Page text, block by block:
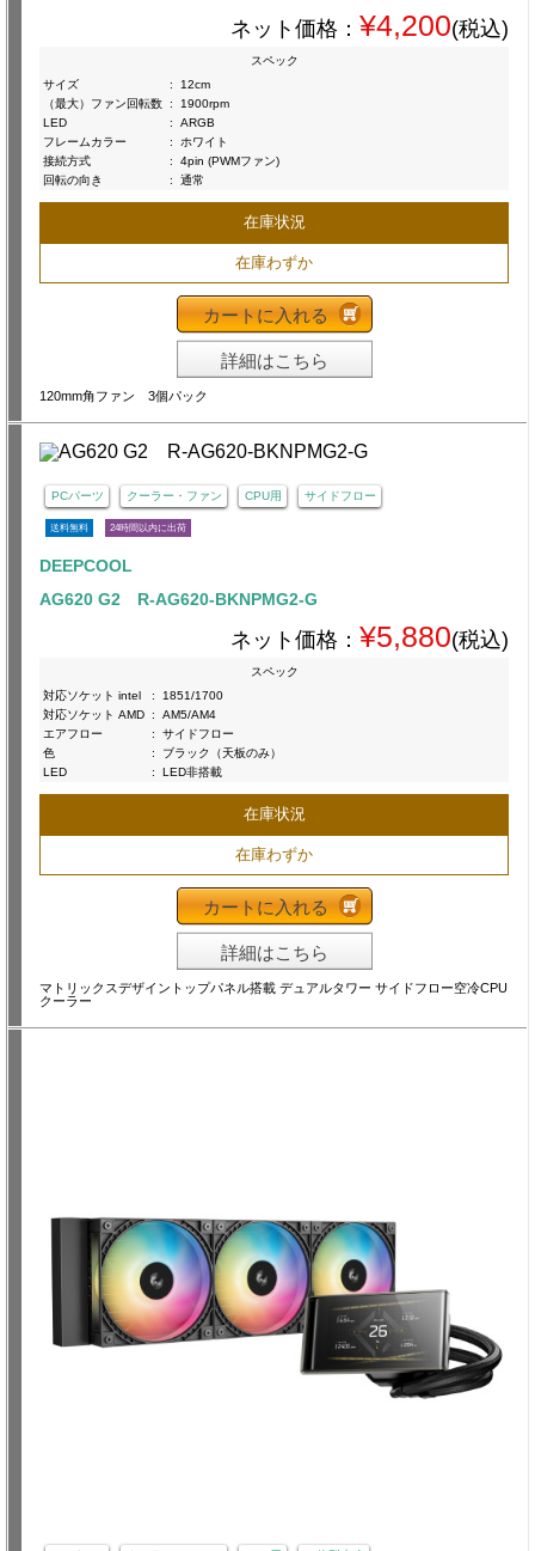
ネット価格： ¥4,200(税込)
スペック
サイズ
:
12cm
（最大）ファン回転数 :
1900rpm
LED
:
ARGB
フレームカラー
:
ホワイト
接続方式
:
4pin (PWMファン)
回転の向き
: 通常
在庫状況
在庫わずか
カートに入れる
詳細はこちら
120mm角ファン 3個パック
PCパーツ クーラー・ファン CPU用 サイドフロー
送料無料 24時間以内に出荷
DEEPCOOL
AG620 G2 R-AG620-BKNPMG2-G
ネット価格： ¥5,880(税込)
スペック
対応ソケット intel
:
1851/1700
対応ソケット AMD :
AM5/AM4
エアフロー
:
サイドフロー
色
:
ブラック（天板のみ）
LED
: LED非搭載
在庫状況
在庫わずか
カートに入れる
詳細はこちら
マトリックスデザイントップパネル搭載 デュアルタワー サイドフロー空冷CPU
クーラー